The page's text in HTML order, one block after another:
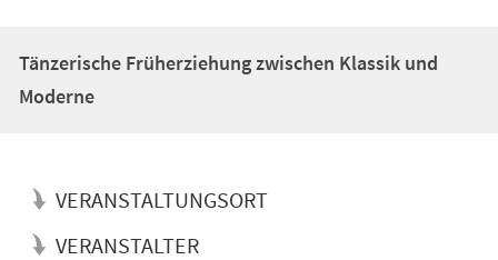
Tänzerische Früherziehung zwischen Klassik und
Moderne
VERANSTALTUNGSORT
VERANSTALTER